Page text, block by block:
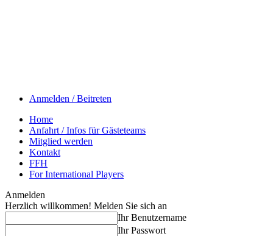
Anmelden / Beitreten
Home
Anfahrt / Infos für Gästeteams
Mitglied werden
Kontakt
FFH
For International Players
Anmelden
Herzlich willkommen! Melden Sie sich an
Ihr Benutzername
Ihr Passwort